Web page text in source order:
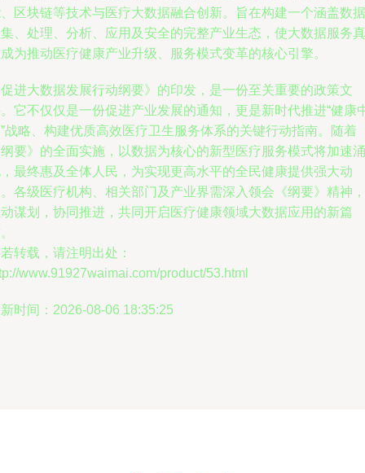
区块链等技术与医疗大数据融合创新。旨在构建一个涵盖数据
、处理、分析、应用及安全的完整产业生态，使大数据服务真
为推动医疗健康产业升级、服务模式变革的核心引擎。
进大数据发展行动纲要》的印发，是一份至关重要的政策文
它不仅仅是一份促进产业发展的通知，更是新时代推进“健康
战略、构建优质高效医疗卫生服务体系的关键行动指南。随着
要》的全面实施，以数据为核心的新型医疗服务模式将加速涌
最终惠及全体人民，为实现更高水平的全民健康提供强大动
各级医疗机构、相关部门及产业界需深入领会《纲要》精神，
谋划，协同推进，共同开启医疗健康领域大数据应用的新篇
转载，请注明出处：
www.91927waimai.com/product/53.html
时间：2026-08-06 18:35:25